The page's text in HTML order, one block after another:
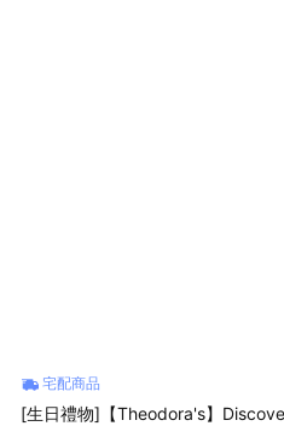
宅配商品
[生日禮物]【Theodora's】